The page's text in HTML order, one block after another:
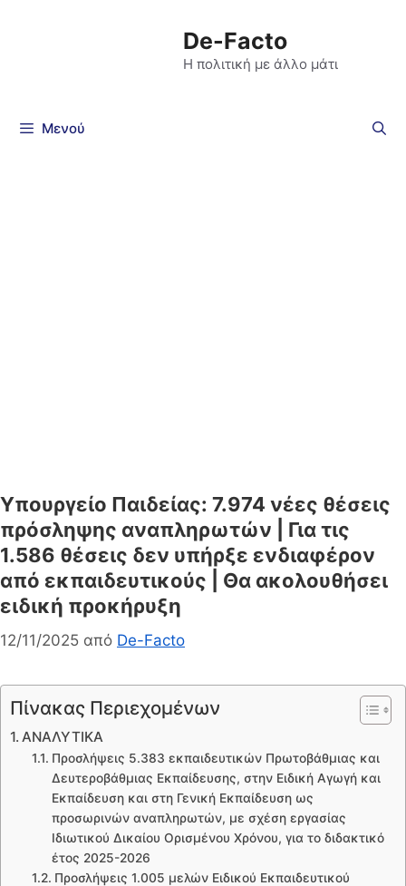
De-Facto
Η πολιτική με άλλο μάτι
Μενού
Υπουργείο Παιδείας: 7.974 νέες θέσεις
πρόσληψης αναπληρωτών | Για τις
1.586 θέσεις δεν υπήρξε ενδιαφέρον
από εκπαιδευτικούς | Θα ακολουθήσει
ειδική προκήρυξη
12/11/2025 από De-Facto
Πίνακας Περιεχομένων
ΑΝΑΛΥΤΙΚΑ
Προσλήψεις 5.383 εκπαιδευτικών Πρωτοβάθμιας και
Δευτεροβάθμιας Εκπαίδευσης, στην Ειδική Αγωγή και
Εκπαίδευση και στη Γενική Εκπαίδευση ως
προσωρινών αναπληρωτών, με σχέση εργασίας
Ιδιωτικού Δικαίου Ορισμένου Χρόνου, για το διδακτικό
έτος 2025-2026
Προσλήψεις 1.005 μελών Ειδικού Εκπαιδευτικού